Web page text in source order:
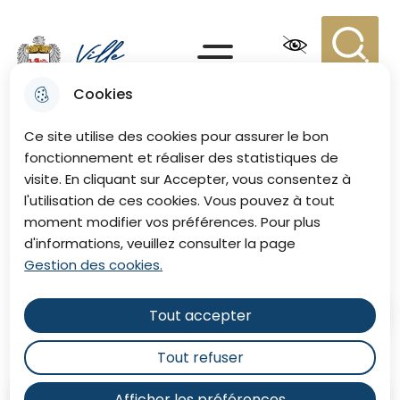
Cookies
Ce site utilise des cookies pour assurer le bon
fonctionnement et réaliser des statistiques de
visite. En cliquant sur Accepter, vous consentez à
l'utilisation de ces cookies. Vous pouvez à tout
moment modifier vos préférences. Pour plus
d'informations, veuillez consulter la page
Gestion des cookies.
Tout accepter
Tout refuser
menu
recherche
principal
Consulter
le plan du
site
Menu principal
Menu
Rassemblement Drive &
Shine